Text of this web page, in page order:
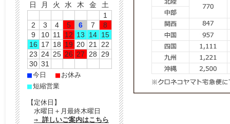
日
月 火 水 木 金
土
1
2
3 4 5 6 7
8
9
10 11 12 13 14 15
16 17 18 19 20 21
22
23 24 25 26 27 28
29
30 31
■今日 ■ お休み
■短縮営業
【定休日】
水曜日＋月最終木曜日
⇒ 詳しいご案内はこちら